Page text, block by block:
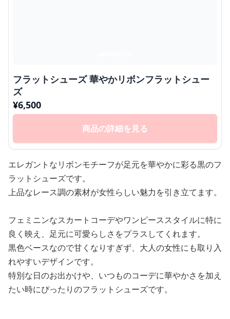
フラットシューズ 華やかリボンフラットシュー
ズ
¥6,500
商品の詳細を見る
エレガントなリボンモチーフが足元を華やかに彩る黒のフ
ラットシューズです。
上品なレース調の素材が女性らしい魅力を引き立てます。
フェミニンなスカートコーデやワンピーススタイルに特に
良く映え、足元に可愛らしさをプラスしてくれます。
黒色ベースなので甘くなりすぎず、大人の女性にも取り入
れやすいデザインです。
特別な日のお出かけや、いつものコーデに華やかさを加え
たい時にぴったりのフラットシューズです。